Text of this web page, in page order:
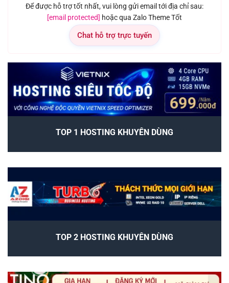
Để được hỗ trợ tốt nhất, vui lòng gửi email tới địa chỉ sau:
[email protected] hoặc qua Zalo Theme Tốt
Chat hỗ trợ trực tuyến
TOP 1 HOSTING KHUYÊN DÙNG
TOP 2 HOSTING KHUYÊN DÙNG